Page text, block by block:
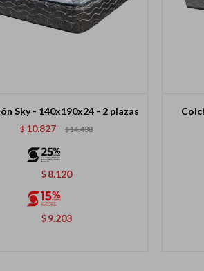
Sky - 140x190x24 - 2 plazas
$ 10.827 $14.438
$ 8.120
$ 9.203